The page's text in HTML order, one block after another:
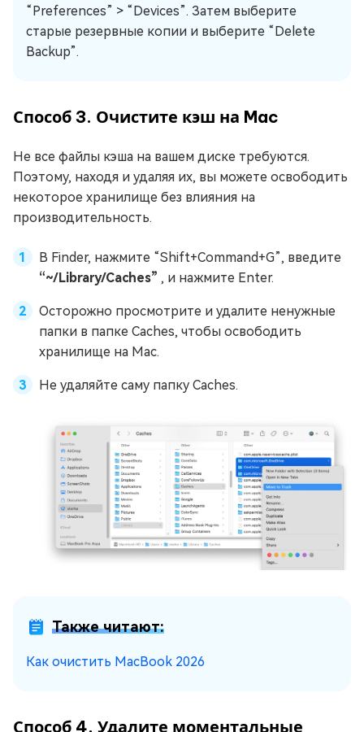
“Preferences” > “Devices”. Затем выберите
старые резервные копии и выберите “Delete
Backup”.
Способ 3. Очистите кэш на Mac
Не все файлы кэша на вашем диске требуются.
Поэтому, находя и удаляя их, вы можете освободить
некоторое хранилище без влияния на
производительность.
В Finder, нажмите “Shift+Command+G”, введите
“~/Library/Caches” , и нажмите Enter.
Осторожно просмотрите и удалите ненужные
папки в папке Caches, чтобы освободить
хранилище на Mac.
Не удаляйте саму папку Caches.
Также читают:
Как очистить MacBook 2026
Способ 4. Удалите моментальные